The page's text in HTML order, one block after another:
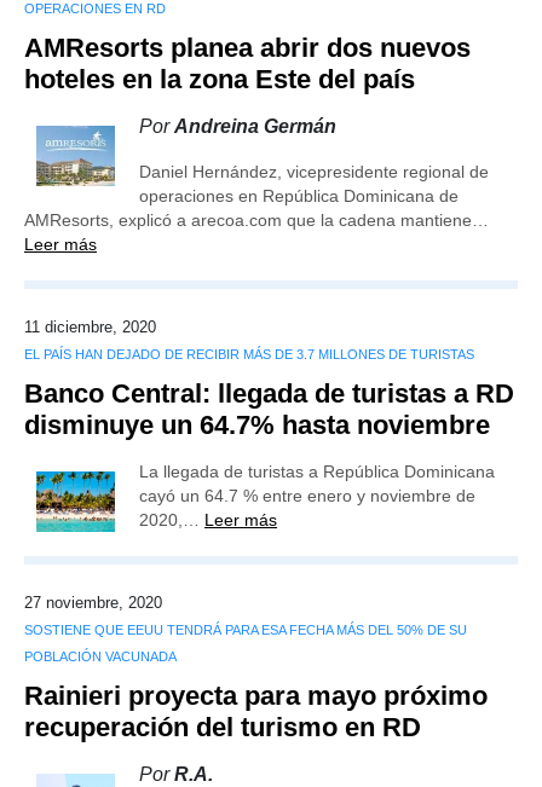
OPERACIONES EN RD
AMResorts planea abrir dos nuevos
hoteles en la zona Este del país
PorAndreina Germán
Daniel Hernández, vicepresidente regional de
operaciones en República Dominicana de
AMResorts, explicó a arecoa.com que la cadena mantiene…
Leer más
11 diciembre, 2020
EL PAÍS HAN DEJADO DE RECIBIR MÁS DE 3.7 MILLONES DE TURISTAS
Banco Central: llegada de turistas a RD
disminuye un 64.7% hasta noviembre
La llegada de turistas a República Dominicana
cayó un 64.7 % entre enero y noviembre de
2020,… Leer más
27 noviembre, 2020
SOSTIENE QUE EEUU TENDRÁ PARA ESA FECHA MÁS DEL 50% DE SU
POBLACIÓN VACUNADA
Rainieri proyecta para mayo próximo
recuperación del turismo en RD
PorR.A.